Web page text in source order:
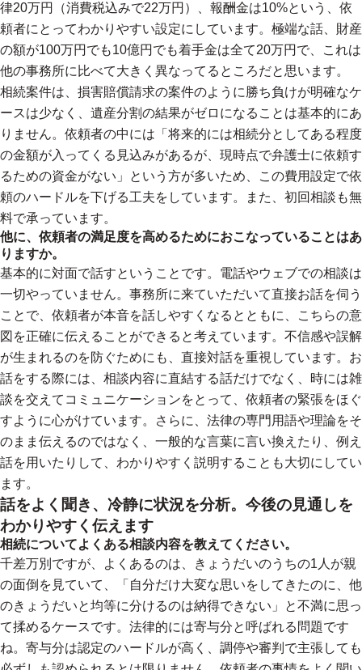
律20万円（消費税込みで22万円）、報酬金は10%という、依
頼者にとってわかりやすい設定にしています。極端な話、財産
の額が100万円でも10億円でも着手金は全て20万円で、これは
他の事務所に比べて大きく異なってるところだと思います。
相続案件は、損害賠償請求の案件のように勝ち負けが明確なケ
ースは少なく、遺産分割の結果がゼロになることは基本的にあ
りません。依頼者の中には「将来的には相続分としてある程度
の金額が入ってくる見込みがあるが、現時点で弁護士に依頼す
るための資金がない」という方が多いため、この費用設定で依
頼のハードルを下げる工夫をしています。また、初回相談も無
料で承っています。
他に、依頼者の満足度を高めるためにおこなっていることはあ
りますか。
基本的に対面で話すということです。電話やウェブでの相談は
一切やっていません。事務所に来ていただいて直接お話を伺う
ことで、依頼者が本音を話しやすくなるとともに、こちらの意
図を正確に伝えることができると考えています。不信感や誤解
が生まれるのを防ぐためにも、直接対話を重視しています。お
話をする際には、相談内容に直結する話だけでなく、時には雑
談を交えてコミュニケーションをとって、依頼者の緊張をほぐ
すように心がけています。さらに、法律の専門用語や理論をそ
のまま伝えるのではなく、一般的な言葉に言い換えたり、例え
話を用いたりして、わかりやすく説明することも大切にしてい
ます。
話をよく聞き、冷静に状況を分析。今後の見通しを
わかりやすく伝えます
相続についてよくある相談内容を教えてください。
千差万別ですが、よくあるのは、きょうだいのうちの1人が親
の面倒を見ていて、「自分だけ大変な思いをしてきたのに、他
のきょうだいと均等に分けるのは納得できない」と不満に思っ
て揉めるケースです。法律的には寄与分と呼ばれる問題です
ね。寄与分は認定のハードルが高く、調停や審判で主張しても